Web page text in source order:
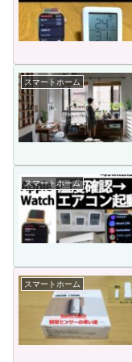
スマートホーム
スマートホーム
スマートホーム